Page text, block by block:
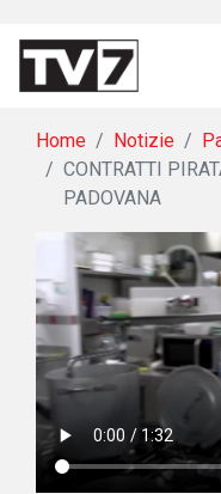
Home Notizie
CONTRATTI
PADOVANA